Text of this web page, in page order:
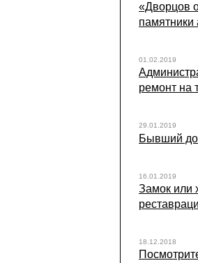
«Дворцов
памятники
01.02.2019
ремонт на
29.01.2019
Бывший
16.01.2019
Замок или
18.12.2018